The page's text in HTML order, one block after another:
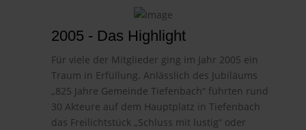
2005 - Das Highlight
Für viele der Mitglieder ging im Jahr 2005 ein
Traum in Erfüllung. Anlässlich des Jubiläums
„825 Jahre Gemeinde Tiefenbach“ führten rund
30 Akteure auf dem Hauptplatz in Tiefenbach
das Freilichtstück „Schluss mit lustig“ oder